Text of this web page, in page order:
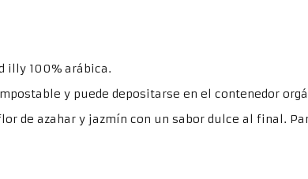
illy 100% arábica.
y puede depositarse en el contenedor
de azahar y jazmín con un sabor dulce al final.